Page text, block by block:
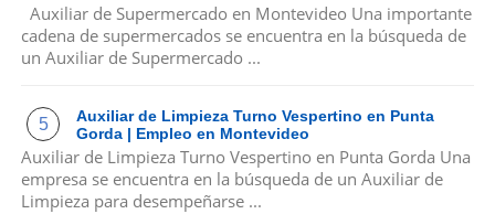
Auxiliar de Supermercado en Montevideo Una importante
cadena de supermercados se encuentra en la búsqueda de
un Auxiliar de Supermercado ...
Auxiliar de Limpieza Turno Vespertino en Punta
Gorda | Empleo en Montevideo
Auxiliar de Limpieza Turno Vespertino en Punta Gorda Una
empresa se encuentra en la búsqueda de un Auxiliar de
Limpieza para desempeñarse ...